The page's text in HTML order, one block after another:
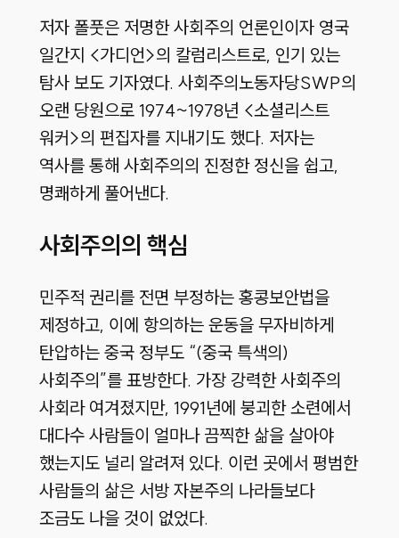
저자 폴풋은 저명한 사회주의 언론인이자 영국
일간지 <가디언>의 칼럼리스트로, 인기 있는
탐사 보도 기자였다. 사회주의노동자당SWP의
오랜 당원으로 1974~1978년 <소셜리스트
워커>의 편집자를 지내기도 했다. 저자는
역사를 통해 사회주의의 진정한 정신을 쉽고,
명쾌하게 풀어낸다.
사회주의의 핵심
민주적 권리를 전면 부정하는 홍콩보안법을
제정하고, 이에 항의하는 운동을 무자비하게
탄압하는 중국 정부도 “(중국 특색의)
사회주의”를 표방한다. 가장 강력한 사회주의
사회라 여겨졌지만, 1991년에 붕괴한 소련에서
대다수 사람들이 얼마나 끔찍한 삶을 살아야
했는지도 널리 알려져 있다. 이런 곳에서 평범한
사람들의 삶은 서방 자본주의 나라들보다
조금도 나을 것이 없었다.